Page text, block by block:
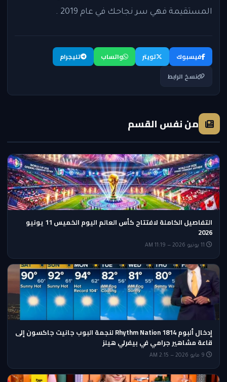
المستقيمة فهي سر نجاحك في عام 2019 .
فيسبوك تويتر واتساب
تليجرام
نسخ الرابط
من نفس القسم
التفاصيل الكاملة لافتتاح كأس العالم اليوم الخميس 11 يونيو
2026
إدخال ألبوم Rhythm Nation 1814 لنجمة البوب جانيت جاكسون إلى
قاعة مشاهير جرامي في بيفرلي هيلز